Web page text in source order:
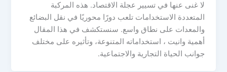
لا غنى عنها في تسيير عجلة الاقتصاد. هذه المركبة
المتعددة الاستخدامات تلعب دورًا محوريًا في نقل البضائع
والمعدات على نطاق واسع. سنستكشف في هذا المقال
أهمية وانيت ، استخداماته المتنوعة، وتأثيره على مختلف
جوانب الحياة التجارية والاجتماعية.